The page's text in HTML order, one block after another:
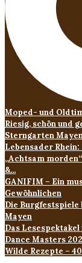
Moped- und
Riesig, schön und
Sterngarten
Lebensader
„Achtsam
&...
GANIFIM – Ein
Gewöhnlichen
Die Burgfestspiele
Mayen
Das Lesespektakel
Dance Masters
Wilde Rezepte –